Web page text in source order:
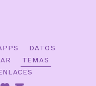
DATOS
TEMAS